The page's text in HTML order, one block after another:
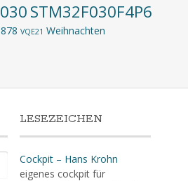
STM32F030F4P6
VQE21 Weihnachten
LESEZEICHEN
Cockpit – Hans Krohn
eigenes cockpit für